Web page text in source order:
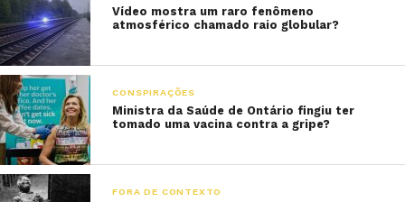
Vídeo mostra um raro fenômeno
atmosférico chamado raio globular?
CONSPIRAÇÕES
Ministra da Saúde de Ontário fingiu ter
tomado uma vacina contra a gripe?
FORA DE CONTEXTO